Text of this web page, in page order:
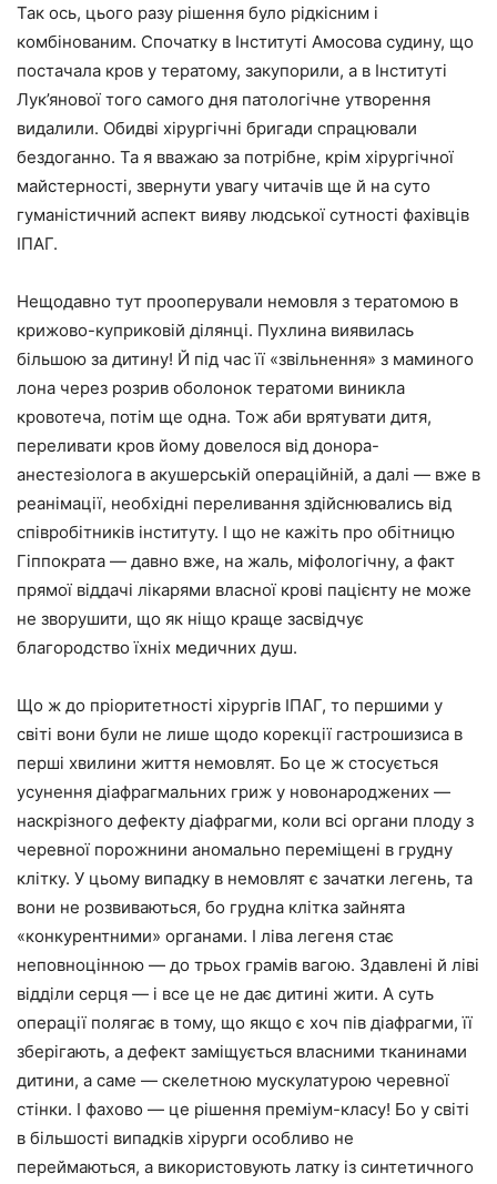
Так ось, цього разу рішення було рідкісним і
комбінованим. Спочатку в Інституті Амосова судину, що
постачала кров у тератому, закупорили, а в Інституті
Лук’янової того самого дня патологічне утворення
видалили. Обидві хірургічні бригади спрацювали
бездоганно. Та я вважаю за потрібне, крім хірургічної
майстерності, звернути увагу читачів ще й на суто
гуманістичний аспект вияву людської сутності фахівців
ІПАГ.
Нещодавно тут прооперували немовля з тератомою в
крижово-куприковій ділянці. Пухлина виявилась
більшою за дитину! Й під час її «звільнення» з маминого
лона через розрив оболонок тератоми виникла
кровотеча, потім ще одна. Тож аби врятувати дитя,
переливати кров йому довелося від донора-
анестезіолога в акушерській операційній, а далі — вже в
реанімації, необхідні переливання здійснювались від
співробітників інституту. І що не кажіть про обітницю
Гіппократа — давно вже, на жаль, міфологічну, а факт
прямої віддачі лікарями власної крові пацієнту не може
не зворушити, що як ніщо краще засвідчує
благородство їхніх медичних душ.
Що ж до пріоритетності хірургів ІПАГ, то першими у
світі вони були не лише щодо корекції гастрошизиса в
перші хвилини життя немовлят. Бо це ж стосується
усунення діафрагмальних гриж у новонароджених —
наскрізного дефекту діафрагми, коли всі органи плоду з
черевної порожнини аномально переміщені в грудну
клітку. У цьому випадку в немовлят є зачатки легень, та
вони не розвиваються, бо грудна клітка зайнята
«конкурентними» органами. І ліва легеня стає
неповноцінною — до трьох грамів вагою. Здавлені й ліві
відділи серця — і все це не дає дитині жити. А суть
операції полягає в тому, що якщо є хоч пів діафрагми, її
зберігають, а дефект заміщується власними тканинами
дитини, а саме — скелетною мускулатурою черевної
стінки. І фахово — це рішення преміум-класу! Бо у світі
в більшості випадків хірурги особливо не
переймаються, а використовують латку із синтетичного